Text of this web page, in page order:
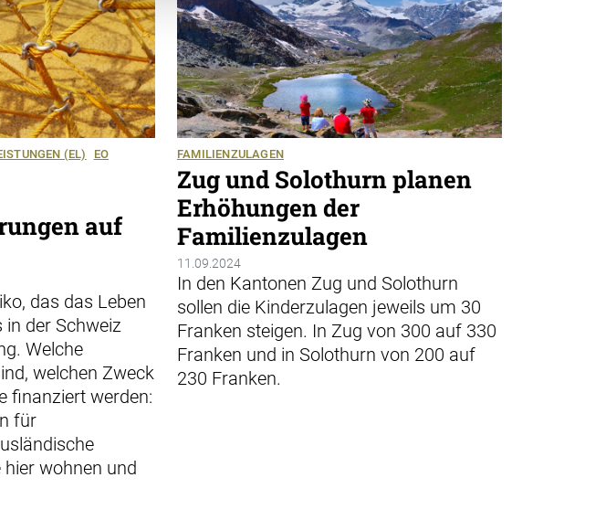
(EL)
EO
auf
das das Leben
in der Schweiz
Welche
welchen Zweck
finanziert werden:
für
wohnen und
FAMILIENZULAGEN
Zug und Solothurn planen
Erhöhungen der
Familienzulagen
11.09.2024
In den Kantonen Zug und Solothurn
sollen die Kinderzulagen jeweils um 30
Franken steigen. In Zug von 300 auf 330
Franken und in Solothurn von 200 auf
230 Franken.